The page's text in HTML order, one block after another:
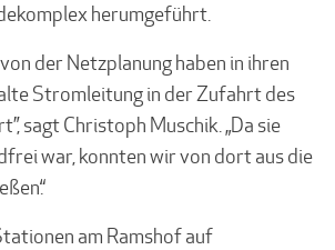
herumgeführt.
der Netzplanung haben in ihren
Stromleitung in der Zufahrt des
sagt Christoph Muschik. „Da sie
war, konnten wir von dort aus die
am Ramshof auf